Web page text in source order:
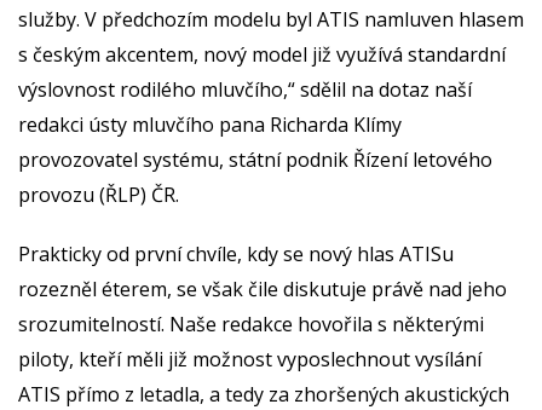
služby. V předchozím modelu byl ATIS namluven hlasem
s českým akcentem, nový model již využívá standardní
výslovnost rodilého mluvčího,“ sdělil na dotaz naší
redakci ústy mluvčího pana Richarda Klímy
provozovatel systému, státní podnik Řízení letového
provozu (ŘLP) ČR.
Prakticky od první chvíle, kdy se nový hlas ATISu
rozezněl éterem, se však čile diskutuje právě nad jeho
srozumitelností. Naše redakce hovořila s některými
piloty, kteří měli již možnost vyposlechnout vysílání
ATIS přímo z letadla, a tedy za zhoršených akustických